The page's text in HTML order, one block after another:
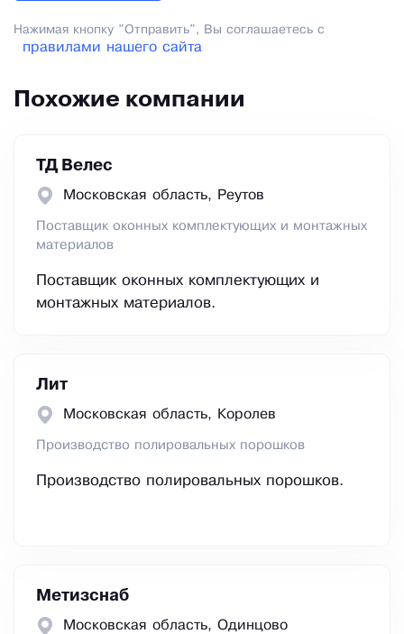
Нажимая кнопку "Отправить", Вы соглашаетесь с
правилами нашего сайта
Похожие компании
ТД Велес
Московская область, Реутов
Поставщик оконных комплектующих и монтажных
материалов
Поставщик оконных комплектующих и
монтажных материалов.
Лит
Московская область, Королев
Производство полировальных порошков
Производство полировальных порошков.
Метизснаб
Московская область, Одинцово